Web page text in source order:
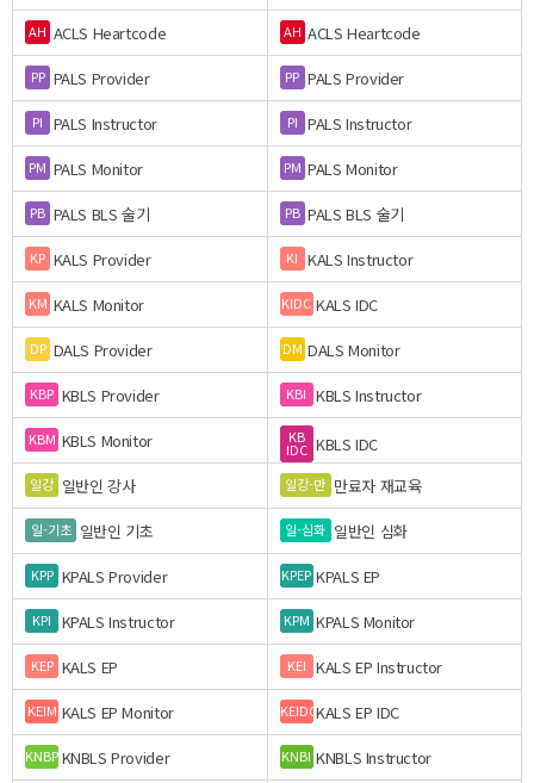
AH ACLS Heartcode AH ACLS Heartcode
PP PALS Provider PP PALS Provider
PI PALS Instructor PI PALS Instructor
PM PALS Monitor PM PALS Monitor
PB PALS BLS 술기 PB PALS BLS 술기
KP KALS Provider KI KALS Instructor
KM KALS Monitor KIDC KALS IDC
DP DALS Provider DM DALS Monitor
KBP KBLS Provider KBI KBLS Instructor
KBM KBLS Monitor KB
IDC KBLS IDC
일강 일반인 강사 일강-만 만료자 재교육
일-기초 일반인 기초 일-심화 일반인 심화
KPP KPALS Provider KPEP KPALS EP
KPI KPALS Instructor KPM KPALS Monitor
KEP KALS EP KEI KALS EP Instructor
KEIM KALS EP Monitor KEIDCKALS EP IDC
KNBPKNBLS Provider KNBI KNBLS Instructor